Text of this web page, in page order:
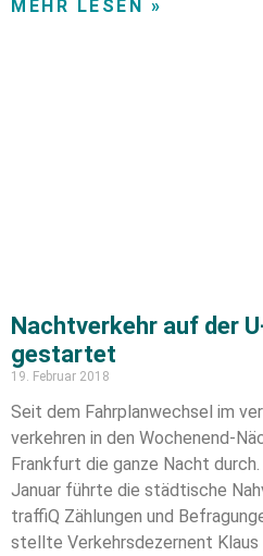
MEHR LESEN »
Nachtverkehr auf der
gestartet
19. Februar 2018
Seit dem Fahrplanwechsel im
verkehren in den Wochenend-
Frankfurt die ganze Nacht
Januar führte die städtische
traffiQ Zählungen und
stellte Verkehrsdezernent Klaus